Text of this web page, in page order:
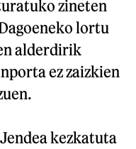
zineten
lortu
alderdirik
ez zaizkien
kezkatuta